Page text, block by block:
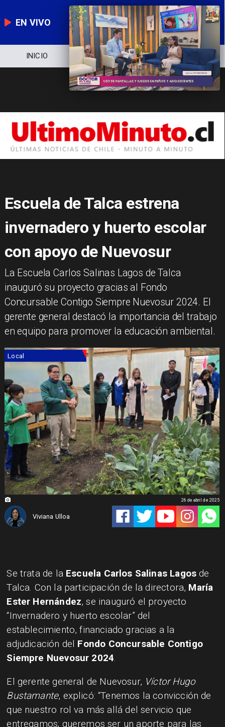
EN VIVO
NOTICIERO POLÍTICA ECONOMÍA
Escuela de Talca estrena
invernadero y huerto escolar
con apoyo de Nuevosur
La Escuela Carlos Salinas Lagos de Talca
inauguró su proyecto gracias al Fondo
Concursable Contigo Siempre Nuevosur 2024. El
gerente general destacó la importancia del trabajo
en equipo para promover la educación ambiental.
Local
Viviana Ulloa
26 de abril de 2025
Se trata de la Escuela Carlos Salinas Lagos de
Talca. Con la participación de la directora, María
Ester Hernández, se inauguró el proyecto
“Invernadero y huerto escolar” del
establecimiento, financiado gracias a la
adjudicación del Fondo Concursable Contigo
Siempre Nuevosur 2024.
El gerente general de Nuevosur, Víctor Hugo
Bustamante, explicó: “Tenemos la convicción de
que nuestro rol va más allá del servicio que
entregamos; queremos ser un aporte para las